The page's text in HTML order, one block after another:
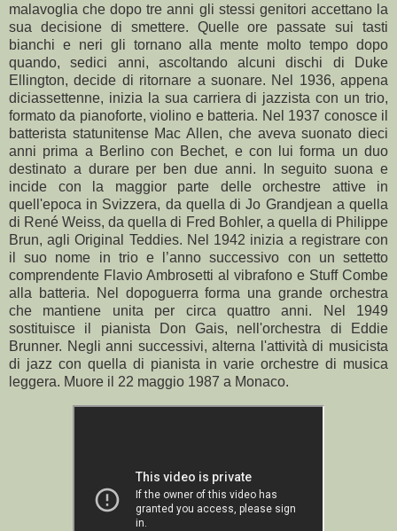
malavoglia che dopo tre anni gli stessi genitori accettano la
sua decisione di smettere. Quelle ore passate sui tasti
bianchi e neri gli tornano alla mente molto tempo dopo
quando, sedici anni, ascoltando alcuni dischi di Duke
Ellington, decide di ritornare a suonare. Nel 1936, appena
diciassettenne, inizia la sua carriera di jazzista con un trio,
formato da pianoforte, violino e batteria. Nel 1937 conosce il
batterista statunitense Mac Allen, che aveva suonato dieci
anni prima a Berlino con Bechet, e con lui forma un duo
destinato a durare per ben due anni. In seguito suona e
incide con la maggior parte delle orchestre attive in
quell'epoca in Svizzera, da quella di Jo Grandjean a quella
di René Weiss, da quella di Fred Bohler, a quella di Philippe
Brun, agli Original Teddies. Nel 1942 inizia a registrare con
il suo nome in trio e l’anno successivo con un settetto
comprendente Flavio Ambrosetti al vibrafono e Stuff Combe
alla batteria. Nel dopoguerra forma una grande orchestra
che mantiene unita per circa quattro anni. Nel 1949
sostituisce il pianista Don Gais, nell'orchestra di Eddie
Brunner. Negli anni successivi, alterna l'attività di musicista
di jazz con quella di pianista in varie orchestre di musica
leggera. Muore il 22 maggio 1987 a Monaco.